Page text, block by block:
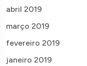
abril 2019
março 2019
fevereiro 2019
janeiro 2019